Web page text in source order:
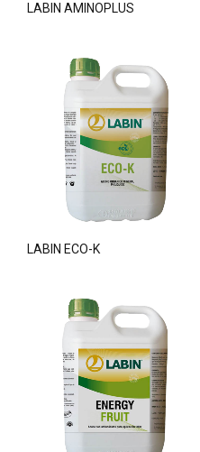
LABIN AMINOPLUS
LABIN ECO-K